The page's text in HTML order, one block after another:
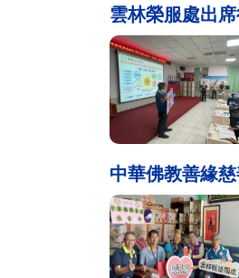
雲林榮服處出
中華佛教善緣